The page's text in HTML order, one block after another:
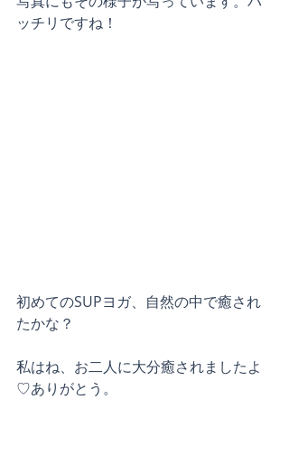
ッチリですね！
初めてのSUPヨガ、自然の中で癒され
たかな？
私はね、お二人に大分癒されましたよ
♡ありがとう。